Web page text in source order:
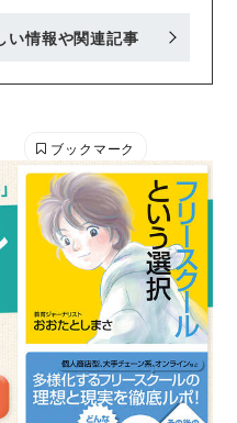
関連の記事などを執筆
い情報や関連記事
ブックマーク